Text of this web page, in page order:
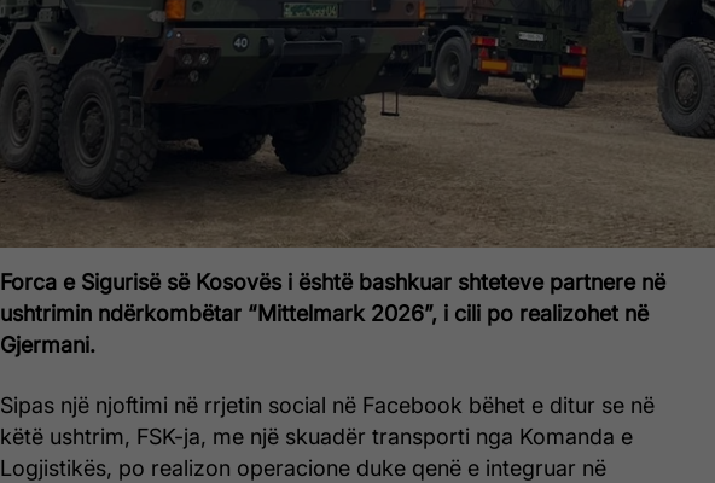
Forca e Sigurisë së Kosovës i është bashkuar shteteve partnere në
ushtrimin ndërkombëtar “Mittelmark 2026”, i cili po realizohet në
Gjermani.
Sipas një njoftimi në rrjetin social në Facebook bëhet e ditur se në
këtë ushtrim, FSK-ja, me një skuadër transporti nga Komanda e
Logjistikës, po realizon operacione duke qenë e integruar në